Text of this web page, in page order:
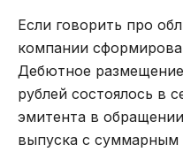
Если говорить про
компании
Дебютное
рублей состоялось в
эмитента в
выпуска с